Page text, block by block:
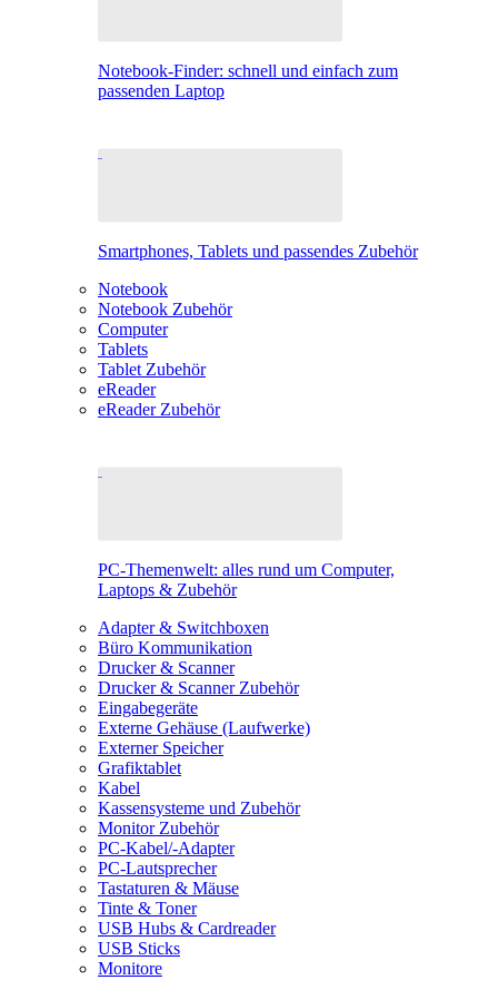
Notebook-Finder: schnell und einfach zum
passenden Laptop
Smartphones, Tablets und passendes Zubehör
Notebook
Notebook Zubehör
Computer
Tablets
Tablet Zubehör
eReader
eReader Zubehör
PC-Themenwelt: alles rund um Computer,
Laptops & Zubehör
Adapter & Switchboxen
Büro Kommunikation
Drucker & Scanner
Drucker & Scanner Zubehör
Eingabegeräte
Externe Gehäuse (Laufwerke)
Externer Speicher
Grafiktablet
Kabel
Kassensysteme und Zubehör
Monitor Zubehör
PC-Kabel/-Adapter
PC-Lautsprecher
Tastaturen & Mäuse
Tinte & Toner
USB Hubs & Cardreader
USB Sticks
Monitore